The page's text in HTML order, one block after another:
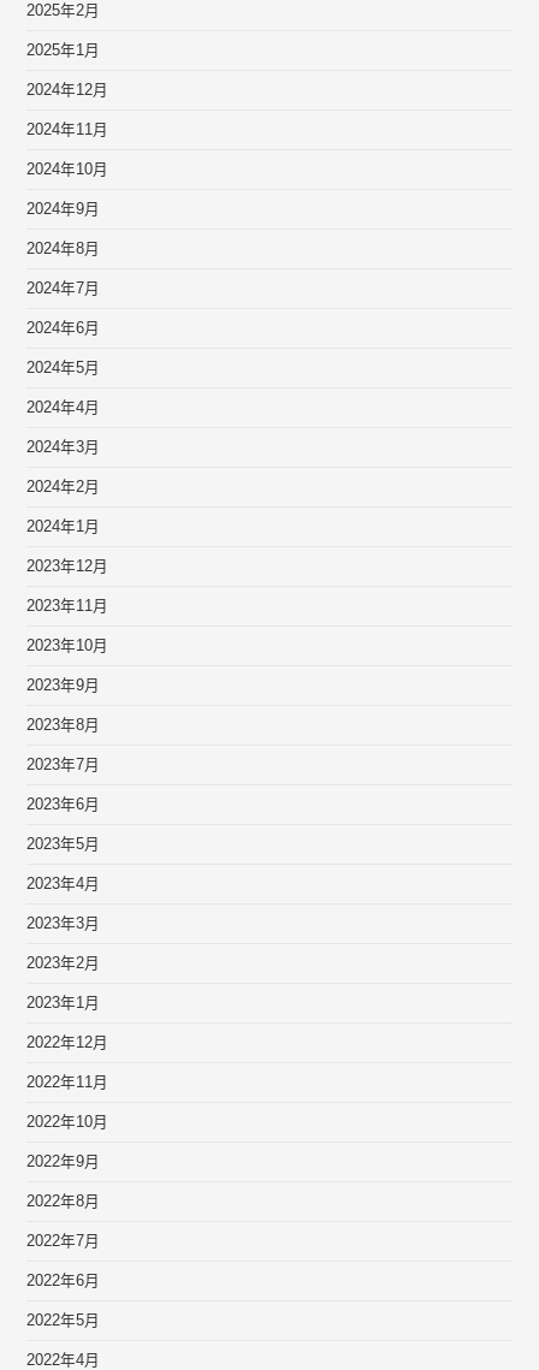
2025年2月
2025年1月
2024年12月
2024年11月
2024年10月
2024年9月
2024年8月
2024年7月
2024年6月
2024年5月
2024年4月
2024年3月
2024年2月
2024年1月
2023年12月
2023年11月
2023年10月
2023年9月
2023年8月
2023年7月
2023年6月
2023年5月
2023年4月
2023年3月
2023年2月
2023年1月
2022年12月
2022年11月
2022年10月
2022年9月
2022年8月
2022年7月
2022年6月
2022年5月
2022年4月